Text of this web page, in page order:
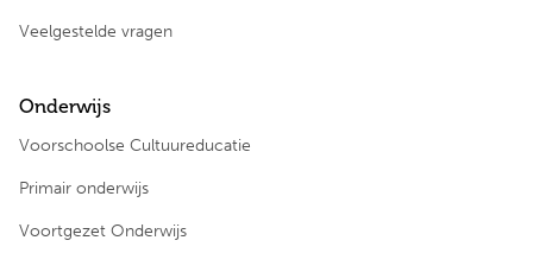
Veelgestelde vragen
Onderwijs
Voorschoolse Cultuureducatie
Primair onderwijs
Voortgezet Onderwijs